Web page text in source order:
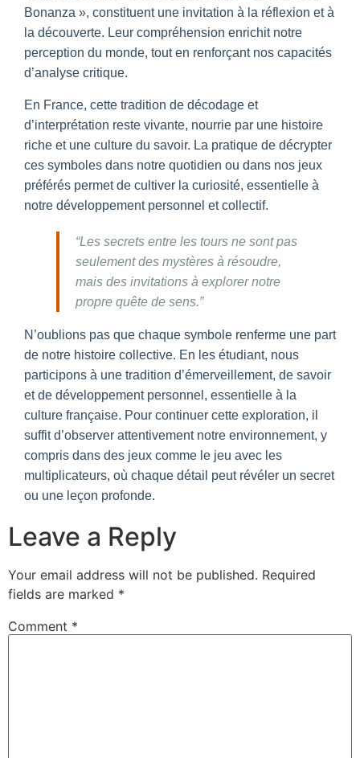
Bonanza », constituent une invitation à la réflexion et à
la découverte. Leur compréhension enrichit notre
perception du monde, tout en renforçant nos capacités
d’analyse critique.
En France, cette tradition de décodage et
d’interprétation reste vivante, nourrie par une histoire
riche et une culture du savoir. La pratique de décrypter
ces symboles dans notre quotidien ou dans nos jeux
préférés permet de cultiver la curiosité, essentielle à
notre développement personnel et collectif.
“Les secrets entre les tours ne sont pas
seulement des mystères à résoudre,
mais des invitations à explorer notre
propre quête de sens.”
N’oublions pas que chaque symbole renferme une part
de notre histoire collective. En les étudiant, nous
participons à une tradition d’émerveillement, de savoir
et de développement personnel, essentielle à la
culture française. Pour continuer cette exploration, il
suffit d’observer attentivement notre environnement, y
compris dans des jeux comme le jeu avec les
multiplicateurs, où chaque détail peut révéler un secret
ou une leçon profonde.
Leave a Reply
Your email address will not be published. Required
fields are marked *
Comment *